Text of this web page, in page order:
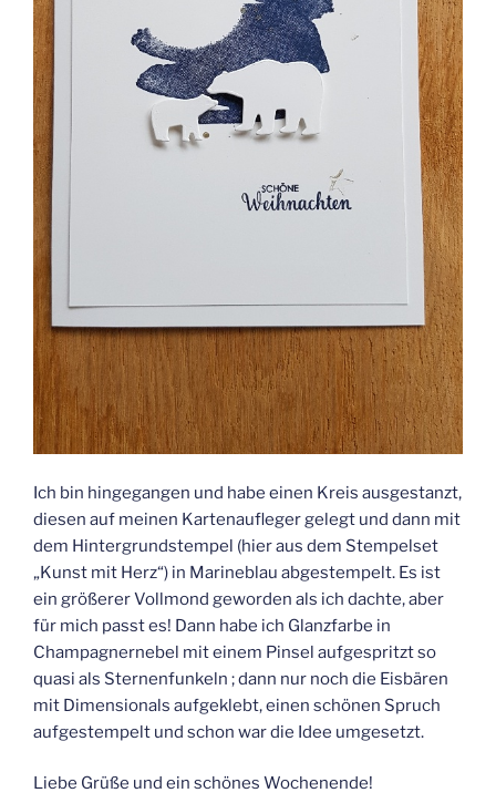
Ich bin hingegangen und habe einen Kreis ausgestanzt,
diesen auf meinen Kartenaufleger gelegt und dann mit
dem Hintergrundstempel (hier aus dem Stempelset
„Kunst mit Herz“) in Marineblau abgestempelt. Es ist
ein größerer Vollmond geworden als ich dachte, aber
für mich passt es! Dann habe ich Glanzfarbe in
Champagnernebel mit einem Pinsel aufgespritzt so
quasi als Sternenfunkeln ; dann nur noch die Eisbären
mit Dimensionals aufgeklebt, einen schönen Spruch
aufgestempelt und schon war die Idee umgesetzt.
Liebe Grüße und ein schönes Wochenende!